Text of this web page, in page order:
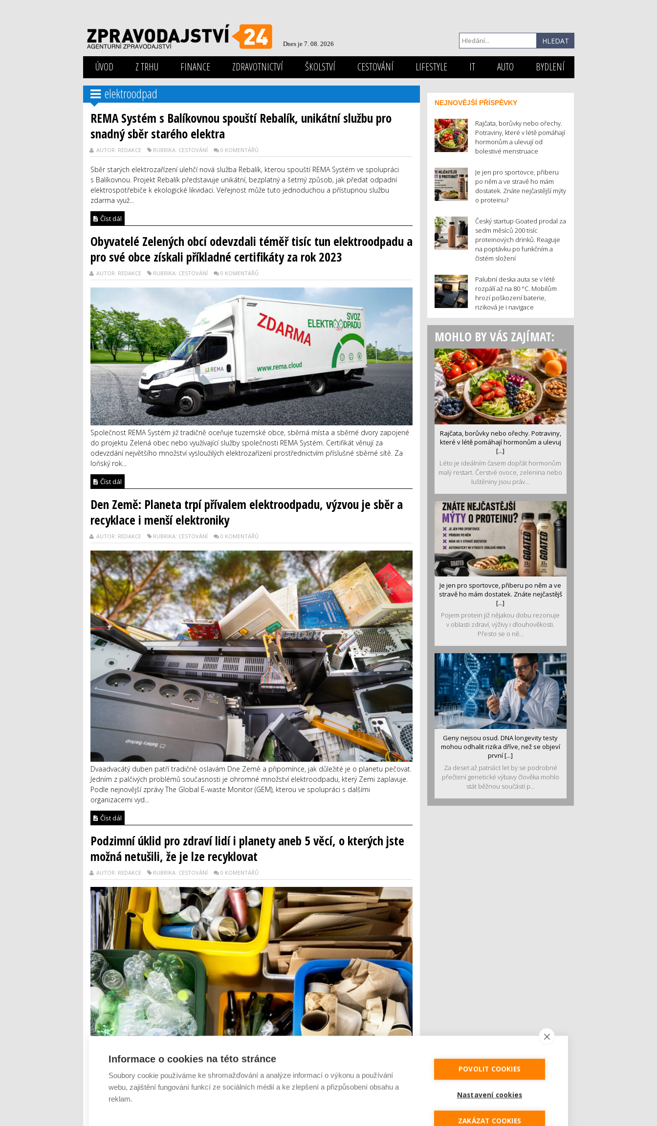
Dnes je 7. 08. 2026
ÚVOD Z TRHU FINANCE ZDRAVOTNICTVÍ ŠKOLSTVÍ CESTOVÁNÍ LIFESTYLE IT AUTO BYDLENÍ
elektroodpad
REMA Systém s Balíkovnou spouští Rebalík, unikátní službu pro
snadný sběr starého elektra
AUTOR: REDAKCE RUBRIKA: CESTOVÁNÍ 0 KOMENTÁŘŮ
Sběr starých elektrozařízení ulehčí nová služba Rebalík, kterou spouští REMA Systém ve spolupráci
s Balíkovnou. Projekt Rebalík představuje unikátní, bezplatný a šetrný způsob, jak předat odpadní
elektrospotřebiče k ekologické likvidaci. Veřejnost může tuto jednoduchou a přístupnou službu
zdarma využ...
Číst dál
Obyvatelé Zelených obcí odevzdali téměř tisíc tun elektroodpadu a
pro své obce získali příkladné certifikáty za rok 2023
AUTOR: REDAKCE RUBRIKA: CESTOVÁNÍ 0 KOMENTÁŘŮ
Společnost REMA Systém již tradičně oceňuje tuzemské obce, sběrná místa a sběrné dvory zapojené
do projektu Zelená obec nebo využívající služby společnosti REMA Systém. Certifikát věnují za
odevzdání největšího množství vysloužilých elektrozařízení prostřednictvím příslušné sběrné sítě. Za
loňský rok...
Číst dál
Den Země: Planeta trpí přívalem elektroodpadu, výzvou je sběr a
recyklace i menší elektroniky
AUTOR: REDAKCE RUBRIKA: CESTOVÁNÍ 0 KOMENTÁŘŮ
Dvaadvacátý duben patří tradičně oslavám Dne Země a připomínce, jak důležité je o planetu pečovat.
Jedním z palčivých problémů současnosti je ohromné množství elektroodpadu, který Zemi zaplavuje.
Podle nejnovější zprávy The Global E-waste Monitor (GEM), kterou ve spolupráci s dalšími
organizacemi vyd...
Číst dál
Podzimní úklid pro zdraví lidí i planety aneb 5 věcí, o kterých jste
možná netušili, že je lze recyklovat
AUTOR: REDAKCE RUBRIKA: CESTOVÁNÍ 0 KOMENTÁŘŮ
Konec léta je tu a přichází čas připravit se na další sezónu. Jako „přestupový“ rituál skvěle poslouží
důkladný podzimní úklid. Ten má navíc dle odborníků pozitivní vliv na zdraví i psychickou pohodu.
NEJNOVĚJŠÍ PŘÍSPĚVKY
Rajčata, borůvky nebo ořechy.
Potraviny, které v létě pomáhají
hormonům a ulevují od
bolestivé menstruace
Je jen pro sportovce, přiberu
po něm a ve stravě ho mám
dostatek. Znáte nejčastější mýty
o proteinu?
Český startup Goated prodal za
sedm měsíců 200 tisíc
proteinových drinků. Reaguje
na poptávku po funkčním a
čistém složení
Palubní deska auta se v létě
rozpálí až na 80 °C. Mobilům
hrozí poškození baterie,
riziková je i navigace
MOHLO BY VÁS ZAJÍMAT:
Rajčata, borůvky nebo ořechy. Potraviny,
které v létě pomáhají hormonům a ulevuj
[...]
Léto je ideálním časem dopřát hormonům
malý restart. Čerstvé ovoce, zelenina nebo
luštěniny jsou práv...
Je jen pro sportovce, přiberu po něm a ve
stravě ho mám dostatek. Znáte nejčastějš
[...]
Pojem protein již nějakou dobu rezonuje
v oblasti zdraví, výživy i dlouhověkosti.
Přesto se o ně...
Geny nejsou osud. DNA longevity testy
mohou odhalit rizika dříve, než se objeví
první [...]
Za deset až patnáct let by se podrobné
přečtení genetické výbavy člověka mohlo
stát běžnou součástí p...
Informace o cookies na této stránce
Soubory cookie používáme ke shromažďování a analýze informací o výkonu a používání
webu, zajištění fungování funkcí ze sociálních médií a ke zlepšení a přizpůsobení obsahu a
reklam.
POVOLIT COOKIES
Nastavení cookies
ZAKÁZAT COOKIES